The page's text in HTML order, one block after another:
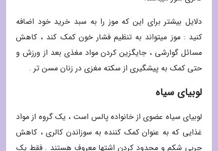
دلایل بیشتر برای این که موز را به سبد خرید خود اضافه
کنید : موز میتواند به تنظیم فشار خون کمک کند ، کاهش
مسائل گوارشی ، جایگزین کردن مواد مغذی بعد از ورزش و
حتی کمک به پیشگیری از سکته مغزی در زنان مسن تر .
لوبیای سیاه
لوبیای سیاه عضوی از خانواده پالس است ، یک گروه از مواد
غذایی که به عنوان کمک کننده به سوزاندن کالری ، کاهش
چربی شکم و محدود کردن اشتها معروف هستند . فقط یک